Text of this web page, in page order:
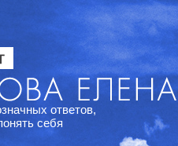
ответов,
себя